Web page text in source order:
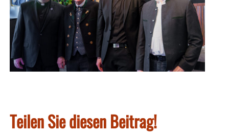
Teilen Sie diesen Beitrag!